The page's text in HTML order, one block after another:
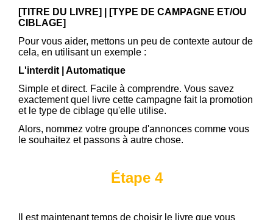
[TITRE DU LIVRE] | [TYPE DE CAMPAGNE ET/OU
CIBLAGE]
Pour vous aider, mettons un peu de contexte autour de
cela, en utilisant un exemple :
L'interdit | Automatique
Simple et direct. Facile à comprendre. Vous savez
exactement quel livre cette campagne fait la promotion
et le type de ciblage qu'elle utilise.
Alors, nommez votre groupe d'annonces comme vous
le souhaitez et passons à autre chose.
Étape 4
Il est maintenant temps de choisir le livre que vous